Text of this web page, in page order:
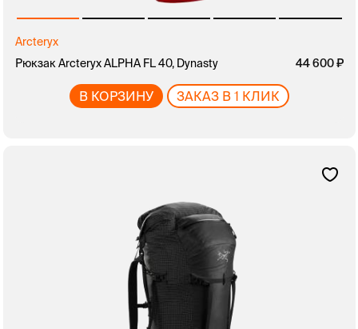
Arcteryx
Рюкзак Arcteryx ALPHA FL 40, Dynasty
44 600
В КОРЗИНУ ЗАКАЗ В 1 КЛИК